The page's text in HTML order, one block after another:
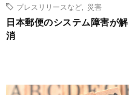
プレスリリースなど
災害
日本郵便のシステム障害が解
消